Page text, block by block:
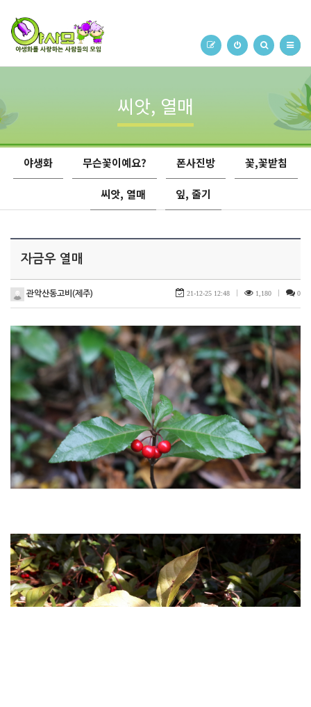
씨앗, 열매
야생화 무슨꽃이예요? 폰사진방 꽃,꽃받침
씨앗, 열매 잎, 줄기
자금우 열매
관악산동고비(제주) 21-12-25 12:48 1,180 0